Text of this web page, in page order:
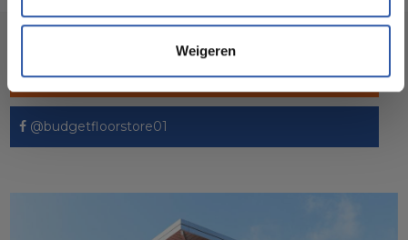
Weigeren
@budgetfloorstore
@budgetfloorstore01